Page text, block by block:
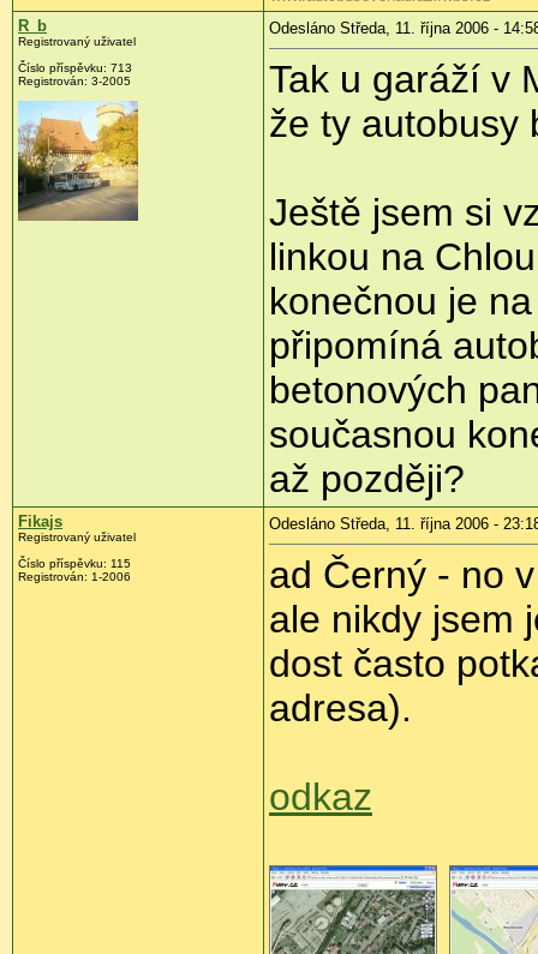
R_b
Registrovaný uživatel
Číslo příspěvku: 713
Registrován: 3-2005
Odesláno Středa, 11. října 2006 -
Tak u garáží v
že ty
Ještě jsem si
linkou na
konečnou je
připomíná
betonových
současnou
až později?
Fikajs
Registrovaný uživatel
Číslo příspěvku: 115
Registrován: 1-2006
Odesláno Středa, 11. října 2006 -
ad Černý - no
ale nikdy jsem
dost často
adresa).
odkaz